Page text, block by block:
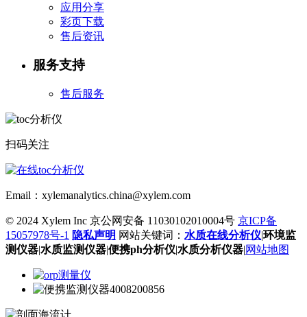
应用分享
彩页下载
售后资讯
服务支持
售后服务
扫码关注
Email：xylemanalytics.china@xylem.com
© 2024 Xylem Inc 京公网安备 11030102010004号 京ICP备
15057978号-1 隐私声明 网站关键词： 水质在线分析仪|环境监
测仪器|水质监测仪器|便携ph分析仪|水质分析仪器|网站地图
4008200856